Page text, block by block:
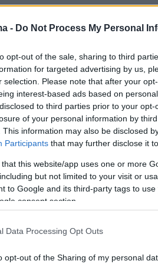
- Do Not Process My Personal
opt-out of the sale, sharing to third
for targeted advertising by us,
selection. Please note that after your
interest-based ads based on
to third parties prior to your
of your personal information by
This information may also be disclosed
Participants that may further disclose it
that this website/app uses one or more
but not limited to your visit or
to Google and its third-party tags to
consent section.
Data Processing Opt Outs
opt-out of the Sharing of my personal
αποστολή του Λιβάνου
η χρήση από το Ισραήλ
επιθέσεις του
δασών», τόνισε
Χαμπίμπ, ο λιβανέζος
Τύπου των
Λιβάνου έχουν
με καταμέτρηση
ανάμεσά τους
προστέθηκε χθες η
το Ισραήλ πως